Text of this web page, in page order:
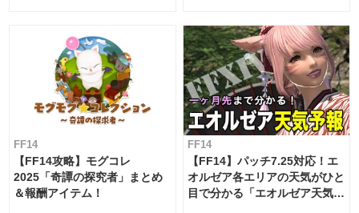
FF14
【FF14攻略】モグコレ
2025「奇譚の探究者」まとめ
＆報酬アイテム！
FF14
【FF14】パッチ7.25対応！エ
オルゼア各エリアの天気がひと
目で分かる「エオルゼア天気予